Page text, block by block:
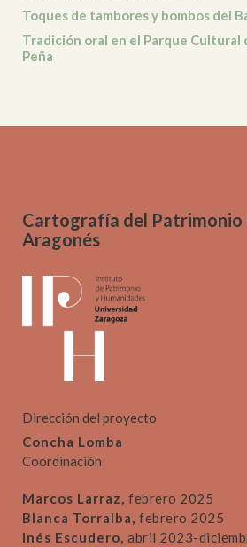
Toques de tambores y bombos del
Tradición oral en el Parque Cultural
Peña
Cartografía del Patrimonio
Aragonés
Dirección del proyecto
Concha Lomba
Coordinación
Marcos Larraz, febrero 2025
Blanca Torralba, febrero 2025
Inés Escudero, abril 2023-